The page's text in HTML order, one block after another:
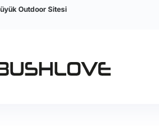
Outdoor Sitesi